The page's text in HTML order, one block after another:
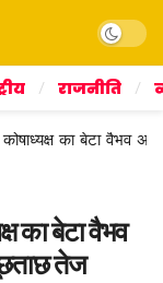
Dark
राजनीति
कोषाध्यक्ष का बेटा वैभव
का बेटा वैभव
तेज